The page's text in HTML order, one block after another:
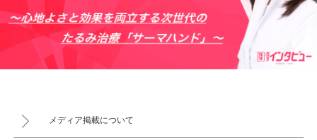
メディア掲載について